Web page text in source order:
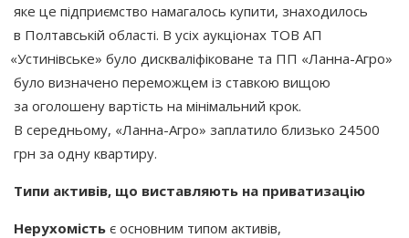
яке це підприємство намагалось купити, знаходилось
в Полтавській області. В усіх аукціонах ТОВ АП
«Устинівське» було дискваліфіковане та ПП «Ланна-Агро»
було визначено переможцем із ставкою вищою
за оголошену вартість на мінімальний крок.
В середньому, «Ланна-Агро» заплатило близько 24500
грн за одну квартиру.
Типи активів, що виставляють на приватизацію
Нерухомість є основним типом активів,